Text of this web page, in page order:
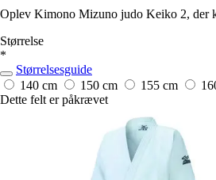
Oplev Kimono Mizuno judo Keiko 2, der
Størrelse
*
Størrelsesguide
140 cm
150 cm 155 cm
Dette felt er påkrævet